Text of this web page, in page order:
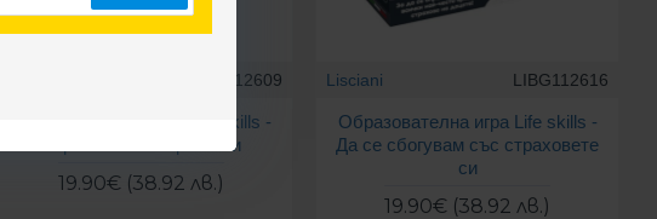
LIBG112609
Образователна игра Life skills -
Изразявам емоциите си
19.90€ (38.92 лв.)
Lisciani LIBG112616
Образователна игра Life skills -
Да се сбогувам със страховете
си
19.90€ (38.92 лв.)